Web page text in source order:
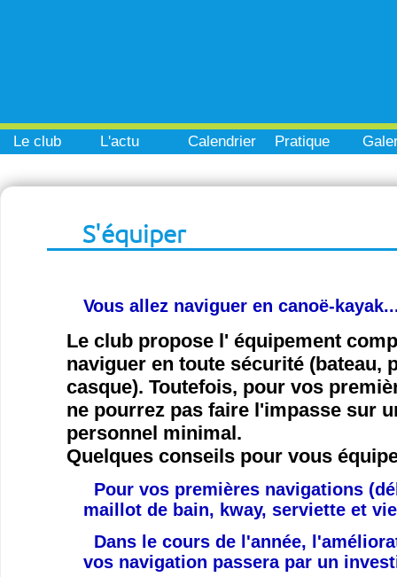
Le club L'actu Calendrier Pratique
S'équiper
Vous allez naviguer en canoë-
Le club propose l' équipement
naviguer en toute sécurité (bateau,
casque). Toutefois, pour vos
ne pourrez pas faire l'impasse sur
personnel minimal.
Quelques conseils pour vous
Pour vos premières navigations
maillot de bain, kway, serviette et
Dans le cours de l'année,
vos navigation passera par un